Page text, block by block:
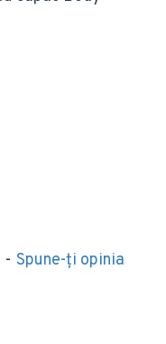
- Spune-ţi opinia